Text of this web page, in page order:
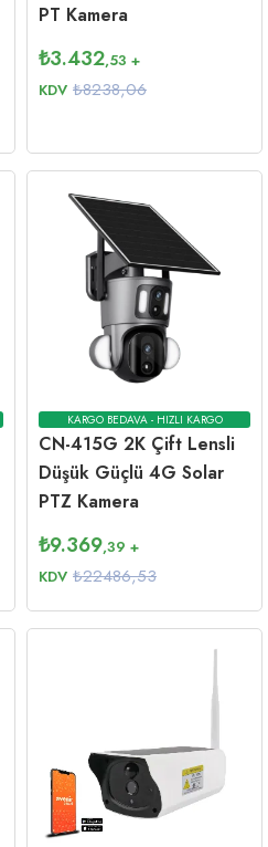
PT Kamera
₺3.432,53 +
KDV ₺8238,06
KARGO BEDAVA - HIZLI KARGO
CN-415G 2K Çift Lensli
Düşük Güçlü 4G Solar
PTZ Kamera
₺9.369,39 +
KDV ₺22486,53